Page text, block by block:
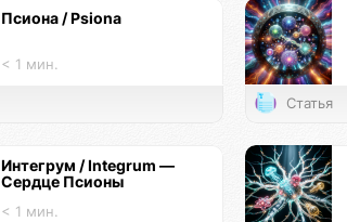
Псиона / Psiona
< 1 мин.
Статья
Интегрум / Integrum —
Сердце Псионы
< 1 мин.